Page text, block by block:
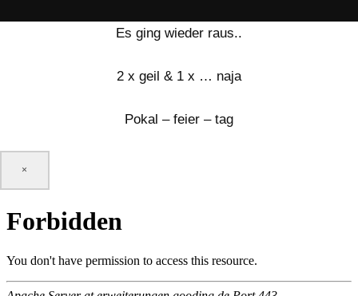
Es ging wieder raus..
2 x geil & 1 x … naja
Pokal – feier – tag
×